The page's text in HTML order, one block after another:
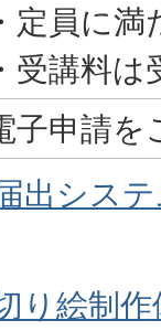
定員に
受講料
子申請を
出シス
り絵制